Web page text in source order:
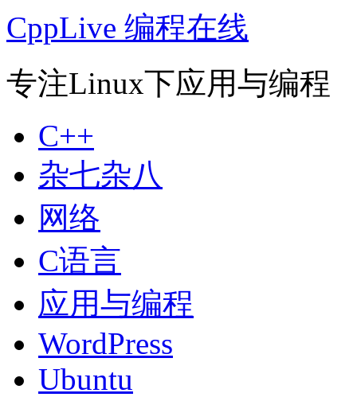
CppLive 编程在线
专注Linux下应用与编程
C++
杂七杂八
网络
C语言
应用与编程
WordPress
Ubuntu